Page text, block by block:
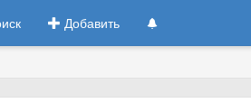
Добавить